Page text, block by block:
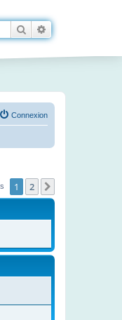
Rechercher
Connexion
1 2